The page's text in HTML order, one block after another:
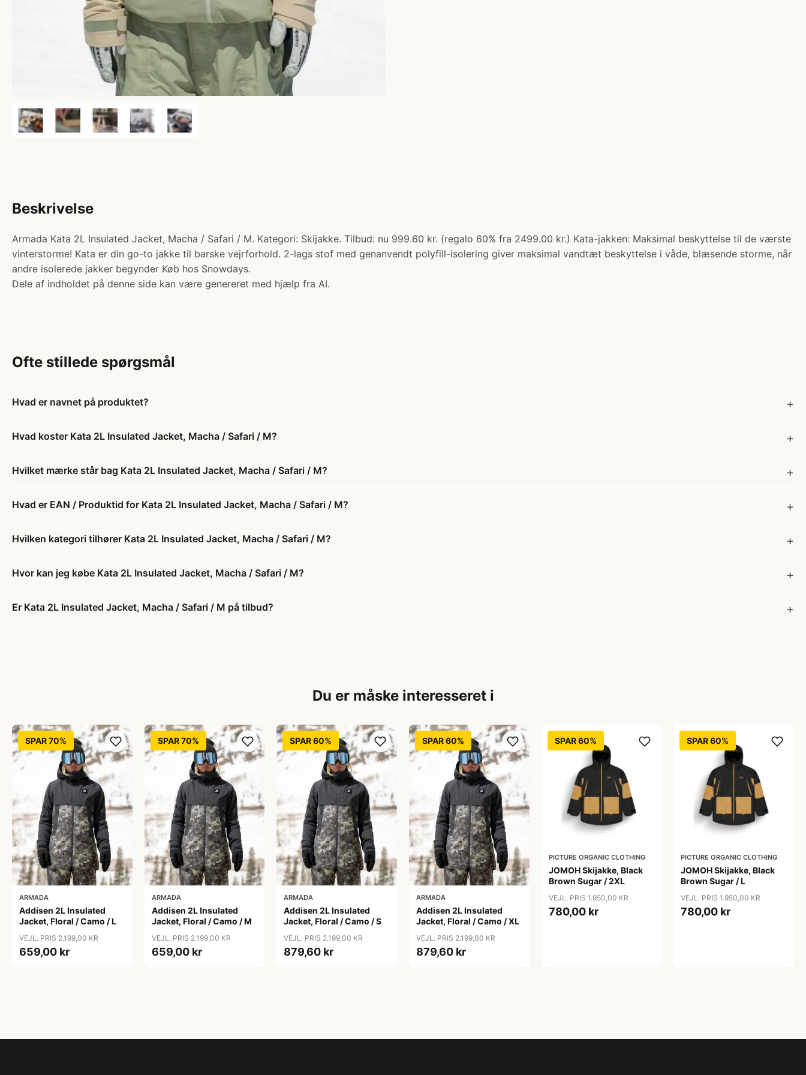
Beskrivelse
Armada Kata 2L Insulated Jacket, Macha / Safari / M. Kategori: Skijakke. Tilbud: nu 999.60 kr. (regalo 60% fra 2499.00 kr.) Kata-jakken: Maksimal beskyttelse til de værste
vinterstorme! Kata er din go-to jakke til barske vejrforhold. 2-lags stof med genanvendt polyfill-isolering giver maksimal vandtæt beskyttelse i våde, blæsende storme, når
andre isolerede jakker begynder Køb hos Snowdays.
Dele af indholdet på denne side kan være genereret med hjælp fra AI.
Ofte stillede spørgsmål
Hvad er navnet på produktet?
Hvad koster Kata 2L Insulated Jacket, Macha / Safari / M?
Hvilket mærke står bag Kata 2L Insulated Jacket, Macha / Safari / M?
Hvad er EAN / Produktid for Kata 2L Insulated Jacket, Macha / Safari / M?
Hvilken kategori tilhører Kata 2L Insulated Jacket, Macha / Safari / M?
Hvor kan jeg købe Kata 2L Insulated Jacket, Macha / Safari / M?
Er Kata 2L Insulated Jacket, Macha / Safari / M på tilbud?
Du er måske interesseret i
SPAR 70%
ARMADA
Addisen 2L Insulated
Jacket, Floral / Camo / L
VEJL. PRIS 2.199,00 KR
659,00 kr
SPAR 70%
ARMADA
Addisen 2L Insulated
Jacket, Floral / Camo / M
VEJL. PRIS 2.199,00 KR
659,00 kr
SPAR 60%
ARMADA
Addisen 2L Insulated
Jacket, Floral / Camo / S
VEJL. PRIS 2.199,00 KR
879,60 kr
SPAR 60%
ARMADA
Addisen 2L Insulated
Jacket, Floral / Camo / XL
VEJL. PRIS 2.199,00 KR
879,60 kr
SPAR 60%
PICTURE ORGANIC CLOTHING
JOMOH Skijakke, Black
Brown Sugar / 2XL
VEJL. PRIS 1.950,00 KR
780,00 kr
SPAR 60%
PICTURE ORGANIC CLOTHING
JOMOH Skijakke, Black
Brown Sugar / L
VEJL. PRIS 1.950,00 KR
780,00 kr